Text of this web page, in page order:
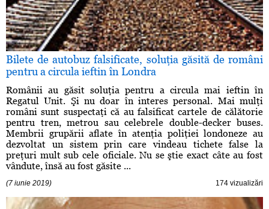
Bilete de autobuz falsificate, soluţia găsită de români
pentru a circula ieftin în Londra
Românii au găsit soluţia pentru a circula mai ieftin în
Regatul Unit. Şi nu doar în interes personal. Mai mulţi
români sunt suspectaţi că au falsificat cartele de călătorie
pentru tren, metrou sau celebrele double-decker buses.
Membrii grupării aflate în atenţia poliţiei londoneze au
dezvoltat un sistem prin care vindeau tichete false la
preţuri mult sub cele oficiale. Nu se ştie exact câte au fost
vândute, însă au fost găsite ...
(7 iunie 2019) 174 vizualizări